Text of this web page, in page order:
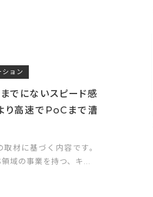
ション
でにないスピード感
り高速でPoCまで漕
材に基づく内容です。
域の事業を持つ、キ...